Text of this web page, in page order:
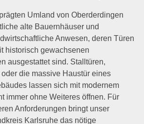
Umland von Oberderdingen
alte Bauernhäuser und
Anwesen, deren Türen
historisch gewachsenen
ausgestattet sind. Stalltüren,
die massive Haustür eines
lassen sich mit modernem
immer ohne Weiteres öffnen. Für
Anforderungen bringt unser
Karlsruhe das nötige